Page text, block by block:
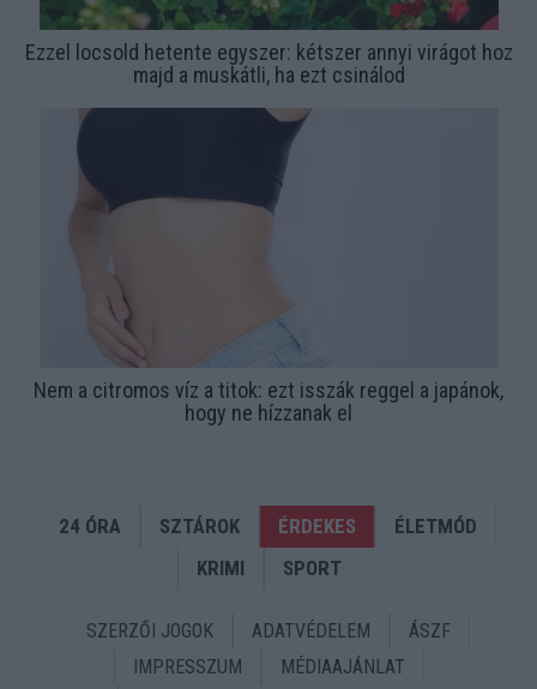
Ezzel locsold hetente egyszer: kétszer annyi virágot hoz
majd a muskátli, ha ezt csinálod
Nem a citromos víz a titok: ezt isszák reggel a japánok,
hogy ne hízzanak el
24 ÓRA SZTÁROK ÉRDEKES
ÉLETMÓD
KRIMI
SPORT
SZERZŐI JOGOK ADATVÉDELEM
ÁSZF
IMPRESSZUM
MÉDIAAJÁNLAT